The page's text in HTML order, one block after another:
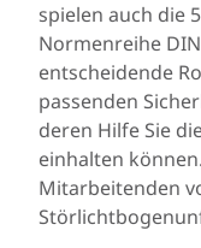
spielen auch die
Normenreihe
entscheidende
passenden
deren Hilfe Sie
einhalten
Mitarbeitenden